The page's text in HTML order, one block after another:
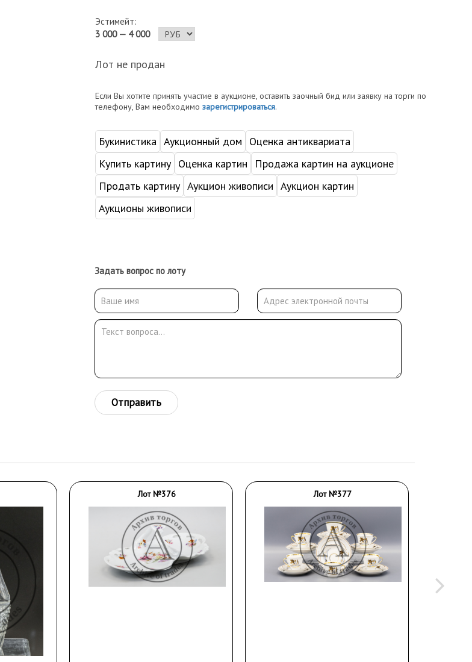
Эстимейт:
3 000 — 4 000
Лот не продан
Если Вы хотите принять участие в аукционе, оставить заочный бид или заявку на торги по
телефону, Вам необходимо зарегистрироваться.
Букинистика Аукционный дом
Оценка антиквариата
Купить картину Оценка картин
Продажа картин на аукционе
Продать картину Аукцион живописи Аукцион картин
Аукционы живописи
Задать вопрос по лоту
Отправить
Лот №376 Лот №377